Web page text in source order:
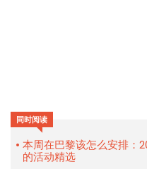
同时阅读
本周在巴黎该怎么安排：
的活动精选